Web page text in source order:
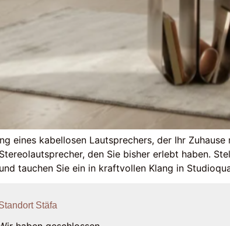
eines kabellosen Lautsprechers, der Ihr
den Sie bisher erlebt haben.
tauchen Sie ein in kraftvollen Klang in
Stäfa